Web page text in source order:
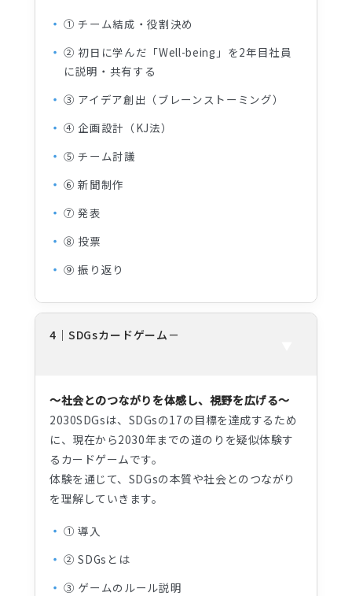
① チーム結成・役割決め
② 初日に学んだ「Well-being」を2年目社員
に説明・共有する
③ アイデア創出（ブレーンストーミング）
④ 企画設計（KJ法）
⑤ チーム討議
⑥ 新聞制作
⑦ 発表
⑧ 投票
⑨ 振り返り
4｜SDGsカードゲーム
～社会とのつながりを体感し、視野を広げる～
2030SDGsは、SDGsの17の目標を達成するため
に、現在から2030年までの道のりを疑似体験す
るカードゲームです。
体験を通じて、SDGsの本質や社会とのつながり
を理解していきます。
① 導入
② SDGsとは
③ ゲームのルール説明